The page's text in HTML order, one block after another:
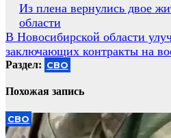
Навигация
по
записям
Из плена вернулись двое
области
В Новосибирской области
заключающих контракты на
Раздел: СВО
Похожая запись
СВО